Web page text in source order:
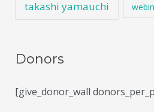
takashi yamauchi
Donors
[give_donor_wall